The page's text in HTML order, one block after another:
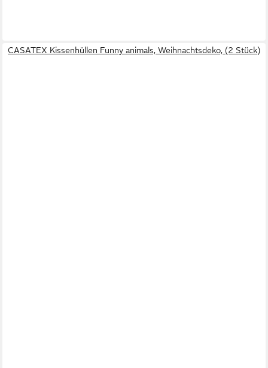
CASATEX Kissenhüllen Funny animals, Weihnachtsdeko, (2 Stück)